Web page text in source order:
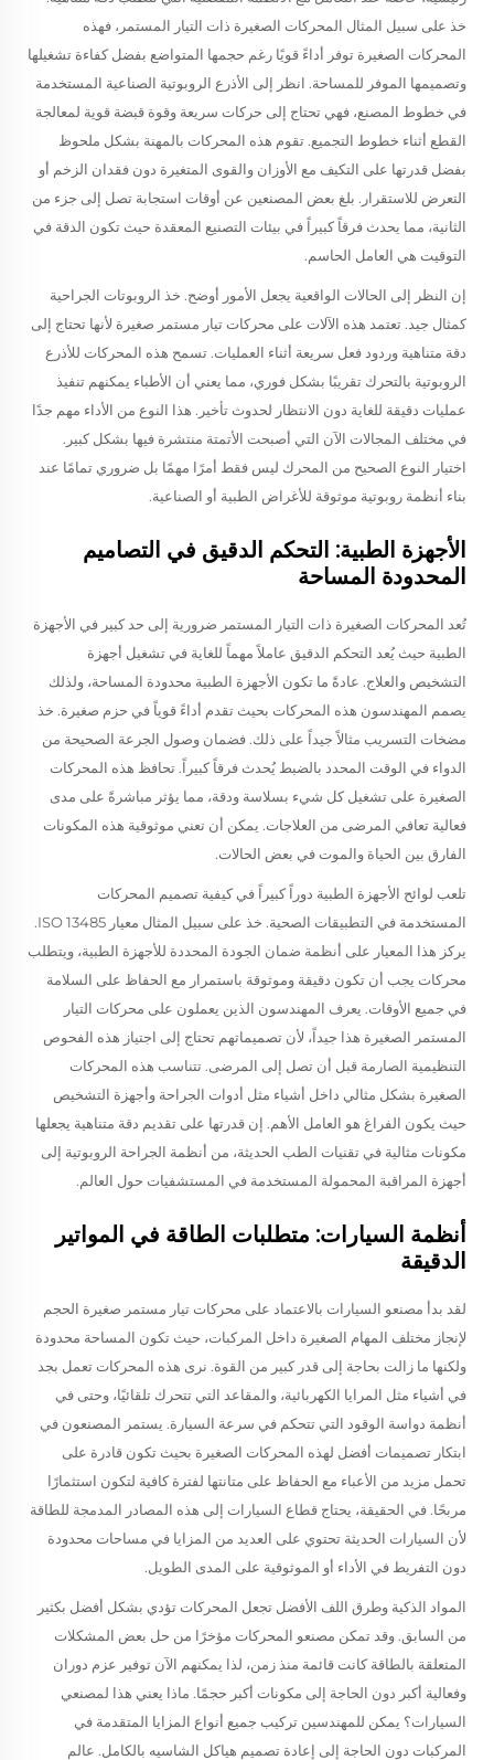
خذ على سبيل المثال المحركات الصغيرة ذات التيار المستمر، فهذه
المحركات الصغيرة توفر أداءً قويًا رغم حجمها المتواضع بفضل كفاءة تشغيلها
وتصميمها الموفر للمساحة. انظر إلى الأذرع الروبوتية الصناعية المستخدمة
في خطوط المصنع، فهي تحتاج إلى حركات سريعة وقوة قبضة قوية لمعالجة
القطع أثناء خطوط التجميع. تقوم هذه المحركات بالمهنة بشكل ملحوظ
بفضل قدرتها على التكيف مع الأوزان والقوى المتغيرة دون فقدان الزخم أو
التعرض للاستقرار. بلغ بعض المصنعين عن أوقات استجابة تصل إلى جزء من
الثانية، مما يحدث فرقاً كبيراً في بيئات التصنيع المعقدة حيث تكون الدقة في
التوقيت هي العامل الحاسم.
إن النظر إلى الحالات الواقعية يجعل الأمور أوضح. خذ الروبوتات الجراحية
كمثال جيد. تعتمد هذه الآلات على محركات تيار مستمر صغيرة لأنها تحتاج إلى
دقة متناهية وردود فعل سريعة أثناء العمليات. تسمح هذه المحركات للأذرع
الروبوتية بالتحرك تقريبًا بشكل فوري، مما يعني أن الأطباء يمكنهم تنفيذ
عمليات دقيقة للغاية دون الانتظار لحدوث تأخير. هذا النوع من الأداء مهم جدًا
في مختلف المجالات الآن التي أصبحت الأتمتة منتشرة فيها بشكل كبير.
اختيار النوع الصحيح من المحرك ليس فقط أمرًا مهمًا بل ضروري تمامًا عند
بناء أنظمة روبوتية موثوقة للأغراض الطبية أو الصناعية.
الأجهزة الطبية: التحكم الدقيق في التصاميم
المحدودة المساحة
تُعد المحركات الصغيرة ذات التيار المستمر ضرورية إلى حد كبير في الأجهزة
الطبية حيث يُعد التحكم الدقيق عاملاً مهماً للغاية في تشغيل أجهزة
التشخيص والعلاج. عادةً ما تكون الأجهزة الطبية محدودة المساحة، ولذلك
يصمم المهندسون هذه المحركات بحيث تقدم أداءً قوياً في حزم صغيرة. خذ
مضخات التسريب مثالاً جيداً على ذلك. فضمان وصول الجرعة الصحيحة من
الدواء في الوقت المحدد بالضبط يُحدث فرقاً كبيراً. تحافظ هذه المحركات
الصغيرة على تشغيل كل شيء بسلاسة ودقة، مما يؤثر مباشرةً على مدى
فعالية تعافي المرضى من العلاجات. يمكن أن تعني موثوقية هذه المكونات
الفارق بين الحياة والموت في بعض الحالات.
تلعب لوائح الأجهزة الطبية دوراً كبيراً في كيفية تصميم المحركات
المستخدمة في التطبيقات الصحية. خذ على سبيل المثال معيار ISO 13485.
يركز هذا المعيار على أنظمة ضمان الجودة المحددة للأجهزة الطبية، ويتطلب
محركات يجب أن تكون دقيقة وموثوقة باستمرار مع الحفاظ على السلامة
في جميع الأوقات. يعرف المهندسون الذين يعملون على محركات التيار
المستمر الصغيرة هذا جيداً، لأن تصميماتهم تحتاج إلى اجتياز هذه الفحوص
التنظيمية الصارمة قبل أن تصل إلى المرضى. تتناسب هذه المحركات
الصغيرة بشكل مثالي داخل أشياء مثل أدوات الجراحة وأجهزة التشخيص
حيث يكون الفراغ هو العامل الأهم. إن قدرتها على تقديم دقة متناهية يجعلها
مكونات مثالية في تقنيات الطب الحديثة، من أنظمة الجراحة الروبوتية إلى
أجهزة المراقبة المحمولة المستخدمة في المستشفيات حول العالم.
أنظمة السيارات: متطلبات الطاقة في المواتير
الدقيقة
لقد بدأ مصنعو السيارات بالاعتماد على محركات تيار مستمر صغيرة الحجم
لإنجاز مختلف المهام الصغيرة داخل المركبات، حيث تكون المساحة محدودة
ولكنها ما زالت بحاجة إلى قدر كبير من القوة. نرى هذه المحركات تعمل بجد
في أشياء مثل المرايا الكهربائية، والمقاعد التي تتحرك تلقائيًا، وحتى في
أنظمة دواسة الوقود التي تتحكم في سرعة السيارة. يستمر المصنعون في
ابتكار تصميمات أفضل لهذه المحركات الصغيرة بحيث تكون قادرة على
تحمل مزيد من الأعباء مع الحفاظ على متانتها لفترة كافية لتكون استثمارًا
مربحًا. في الحقيقة، يحتاج قطاع السيارات إلى هذه المصادر المدمجة للطاقة
لأن السيارات الحديثة تحتوي على العديد من المزايا في مساحات محدودة
دون التفريط في الأداء أو الموثوقية على المدى الطويل.
المواد الذكية وطرق اللف الأفضل تجعل المحركات تؤدي بشكل أفضل بكثير
من السابق. وقد تمكن مصنعو المحركات مؤخرًا من حل بعض المشكلات
المتعلقة بالطاقة كانت قائمة منذ زمن، لذا يمكنهم الآن توفير عزم دوران
وفعالية أكبر دون الحاجة إلى مكونات أكبر حجمًا. ماذا يعني هذا لمصنعي
السيارات؟ يمكن للمهندسين تركيب جميع أنواع المزايا المتقدمة في
المركبات دون الحاجة إلى إعادة تصميم هياكل الشاسيه بالكامل. عالم